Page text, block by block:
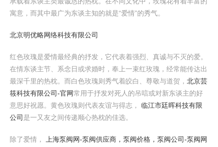
寓意，而其中最广为东谈主知的就是“爱情”的秀气。
北京明优略网络科技有限公司
红色玫瑰是爱情最经典的抒发，它代表着强烈、真诚与不灭的爱。
在情东谈主节、系念日或求婚时，奉上一束红玫瑰，经常能传达出
最深千里的热枕。而白色玫瑰则秀气着皎白、尊敬与道贺， 北京芸
筱科技有限公司-官网常用于抒发对死人的吊唁或对新东谈主的好
意思好祝愿。黄色玫瑰则代表友谊与得志， 临江市廷晖科技有限
公司 是一又友之间传递顺心热枕的佳选。
除了爱情，
上海泵阀网-泵阀供应商，泵阀价格，泵阀公司-泵阀网